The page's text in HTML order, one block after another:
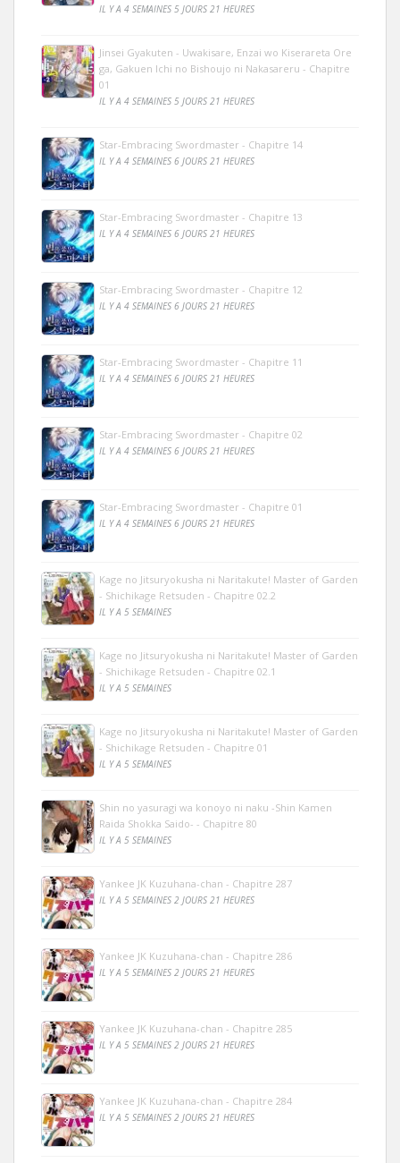
IL Y A 4 SEMAINES 5 JOURS 21 HEURES
Jinsei Gyakuten - Uwakisare, Enzai wo Kiserareta Ore
ga, Gakuen Ichi no Bishoujo ni Nakasareru - Chapitre
01
IL Y A 4 SEMAINES 5 JOURS 21 HEURES
Star-Embracing Swordmaster - Chapitre 14
IL Y A 4 SEMAINES 6 JOURS 21 HEURES
Star-Embracing Swordmaster - Chapitre 13
IL Y A 4 SEMAINES 6 JOURS 21 HEURES
Star-Embracing Swordmaster - Chapitre 12
IL Y A 4 SEMAINES 6 JOURS 21 HEURES
Star-Embracing Swordmaster - Chapitre 11
IL Y A 4 SEMAINES 6 JOURS 21 HEURES
Star-Embracing Swordmaster - Chapitre 02
IL Y A 4 SEMAINES 6 JOURS 21 HEURES
Star-Embracing Swordmaster - Chapitre 01
IL Y A 4 SEMAINES 6 JOURS 21 HEURES
Kage no Jitsuryokusha ni Naritakute! Master of Garden
- Shichikage Retsuden - Chapitre 02.2
IL Y A 5 SEMAINES
Kage no Jitsuryokusha ni Naritakute! Master of Garden
- Shichikage Retsuden - Chapitre 02.1
IL Y A 5 SEMAINES
Kage no Jitsuryokusha ni Naritakute! Master of Garden
- Shichikage Retsuden - Chapitre 01
IL Y A 5 SEMAINES
Shin no yasuragi wa konoyo ni naku -Shin Kamen
Raida Shokka Saido- - Chapitre 80
IL Y A 5 SEMAINES
Yankee JK Kuzuhana-chan - Chapitre 287
IL Y A 5 SEMAINES 2 JOURS 21 HEURES
Yankee JK Kuzuhana-chan - Chapitre 286
IL Y A 5 SEMAINES 2 JOURS 21 HEURES
Yankee JK Kuzuhana-chan - Chapitre 285
IL Y A 5 SEMAINES 2 JOURS 21 HEURES
Yankee JK Kuzuhana-chan - Chapitre 284
IL Y A 5 SEMAINES 2 JOURS 21 HEURES